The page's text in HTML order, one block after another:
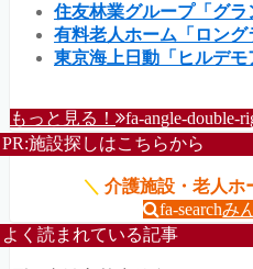
住友林業グループ「グラ
有料老人ホーム「ロング
東京海上日動「ヒルデモ
もっと見る！ fa-angle-double-
PR:施設探しはこちらから
＼ 介護施設・老人ホ
fa-searchみ
よく読まれている記事